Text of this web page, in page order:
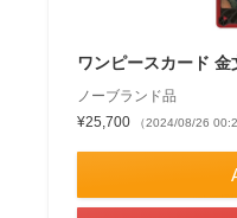
ワンピースカード
ノーブランド品
¥25,700
（2024/08/26